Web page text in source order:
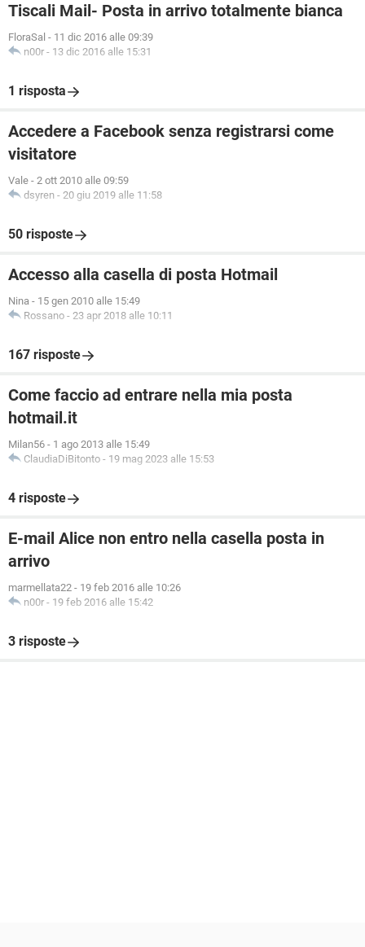
Tiscali Mail- Posta in arrivo totalmente bianca
FloraSal - 11 dic 2016 alle 09:39
n00r - 13 dic 2016 alle 15:31
1 risposta
Accedere a Facebook senza registrarsi come
visitatore
Vale - 2 ott 2010 alle 09:59
dsyren - 20 giu 2019 alle 11:58
50 risposte
Accesso alla casella di posta Hotmail
Nina - 15 gen 2010 alle 15:49
Rossano - 23 apr 2018 alle 10:11
167 risposte
Come faccio ad entrare nella mia posta
hotmail.it
Milan56 - 1 ago 2013 alle 15:49
ClaudiaDiBitonto - 19 mag 2023 alle 15:53
4 risposte
E-mail Alice non entro nella casella posta in
arrivo
marmellata22 - 19 feb 2016 alle 10:26
n00r - 19 feb 2016 alle 15:42
3 risposte